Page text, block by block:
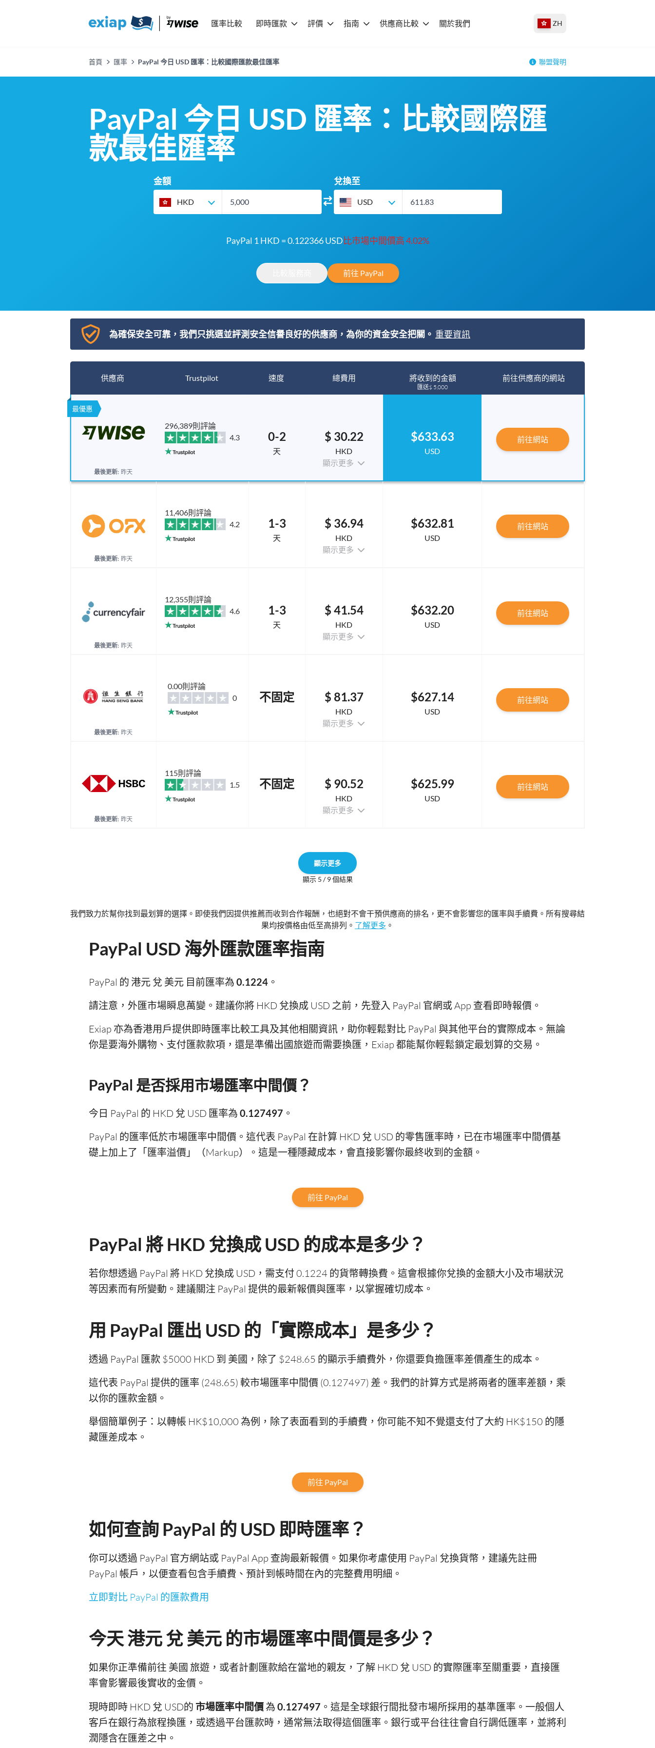
匯率比較 即時匯款 評價 指南 供應商比較 關於我們 ZH
首頁 匯率 PayPal 今日 USD 匯率：比較國際匯款最佳匯率 聯盟聲明
PayPal 今日 USD 匯率：比較國際匯
款最佳匯率
金額
HKD
兌換至
USD
PayPal 1 HKD = 0.122366 USD 比市場中間價高 4.02%
前往 PayPal
為確保安全可靠，我們只挑選並評測安全信譽良好的供應商，為你的資金安全把關。 重要資訊
供應商 Trustpilot 速度 總費用 將收到的金額
匯送$ 5,000
前往供應商的網站
最優惠
最後更新: 昨天
296,389則評論
4.3
0-2
天
$ 30.22
HKD
顯示更多
$633.63
USD
前往網站
最後更新: 昨天
11,406則評論
4.2
1-3
天
$ 36.94
HKD
顯示更多
$632.81
USD
前往網站
最後更新: 昨天
12,355則評論
4.6
1-3
天
$ 41.54
HKD
顯示更多
$632.20
USD
前往網站
最後更新: 昨天
0.00則評論
0
不固定 $ 81.37
HKD
顯示更多
$627.14
USD
前往網站
最後更新: 昨天
115則評論
1.5
不固定 $ 90.52
HKD
顯示更多
$625.99
USD
前往網站
顯示更多
顯示 5 / 9 個結果
我們致力於幫你找到最划算的選擇。即使我們因提供推薦而收到合作報酬，也絕對不會干預供應商的排名，更不會影響您的匯率與手續費。所有搜尋結
果均按價格由低至高排列。 了解更多 。
PayPal USD 海外匯款匯率指南
PayPal 的 港元 兌 美元 目前匯率為 0.1224 。
請注意，外匯市場瞬息萬變。建議你將 HKD 兌換成 USD 之前，先登入 PayPal 官網或 App 查看即時報價。
Exiap 亦為香港用戶提供即時匯率比較工具及其他相關資訊，助你輕鬆對比 PayPal 與其他平台的實際成本。無論
你是要海外購物、支付匯款款項，還是準備出國旅遊而需要換匯，Exiap 都能幫你輕鬆鎖定最划算的交易。
PayPal 是否採用市場匯率中間價？
今日 PayPal 的 HKD 兌 USD 匯率為 0.127497 。
PayPal 的匯率低於市場匯率中間價。這代表 PayPal 在計算 HKD 兌 USD 的零售匯率時，已在市場匯率中間價基
礎上加上了「匯率溢價」（Markup）。這是一種隱藏成本，會直接影響你最終收到的金額。
前往 PayPal
PayPal 將 HKD 兌換成 USD 的成本是多少？
若你想透過 PayPal 將 HKD 兌換成 USD，需支付 0.1224 的貨幣轉換費。這會根據你兌換的金額大小及市場狀況
等因素而有所變動。建議關注 PayPal 提供的最新報價與匯率，以掌握確切成本。
用 PayPal 匯出 USD 的「實際成本」是多少？
透過 PayPal 匯款 $5000 HKD 到 美國，除了 $248.65 的顯示手續費外，你還要負擔匯率差價產生的成本。
這代表 PayPal 提供的匯率 (248.65) 較市場匯率中間價 (0.127497) 差。我們的計算方式是將兩者的匯率差額，乘
以你的匯款金額。
舉個簡單例子：以轉帳 HK$10,000 為例，除了表面看到的手續費，你可能不知不覺還支付了大約 HK$150 的隱
藏匯差成本。
前往 PayPal
如何查詢 PayPal 的 USD 即時匯率？
你可以透過 PayPal 官方網站或 PayPal App 查詢最新報價。如果你考慮使用 PayPal 兌換貨幣，建議先註冊
PayPal 帳戶，以便查看包含手續費、預計到帳時間在內的完整費用明細。
立即對比 PayPal 的匯款費用
今天 港元 兌 美元 的市場匯率中間價是多少？
如果你正準備前往 美國 旅遊，或者計劃匯款給在當地的親友，了解 HKD 兌 USD 的實際匯率至關重要，直接匯
率會影響最後實收的金價。
現時即時 HKD 兌 USD的 市場匯率中間價為 0.127497 。這是全球銀行間批發市場所採用的基準匯率。一般個人
客戶在銀行為旅程換匯，或透過平台匯款時，通常無法取得這個匯率。銀行或平台往往會自行調低匯率，並將利
潤隱含在匯差之中。